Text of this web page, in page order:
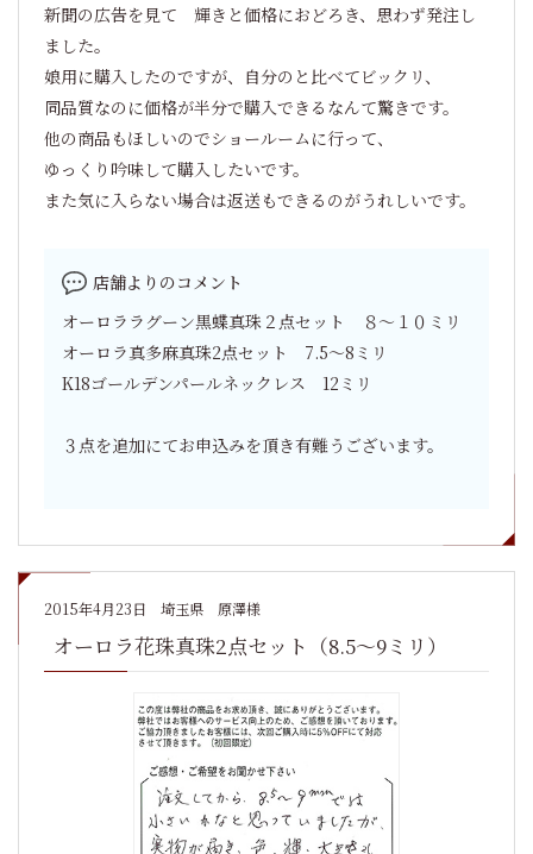
新聞の広告を見て 輝きと価格におどろき、思わず発注し
ました。
娘用に購入したのですが、自分のと比べてビックリ、
同品質なのに価格が半分で購入できるなんて驚きです。
他の商品もほしいのでショールームに行って、
ゆっくり吟味して購入したいです。
また気に入らない場合は返送もできるのがうれしいです。
店舗よりのコメント
オーロララグーン黒蝶真珠２点セット ８～１０ミリ
オーロラ真多麻真珠2点セット 7.5～8ミリ
K18ゴールデンパールネックレス 12ミリ
３点を追加にてお申込みを頂き有難うございます。
2015年4月23日 埼玉県 原澤様
オーロラ花珠真珠2点セット（8.5～9ミリ）